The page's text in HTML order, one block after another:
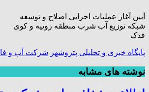
آیین آغاز عملیات اجرایی اصلاح و توسعه
شبکه توزیع آب شرب منطقه زوییه و کوی
فدک
پایگاه خبری و تحلیلی پتروشهر شرکت آب و
نوشته های مشابه